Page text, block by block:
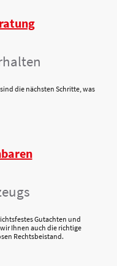
die nächsten Schritte, was
Gutachten und
Ihnen auch die richtige
Rechtsbeistand.